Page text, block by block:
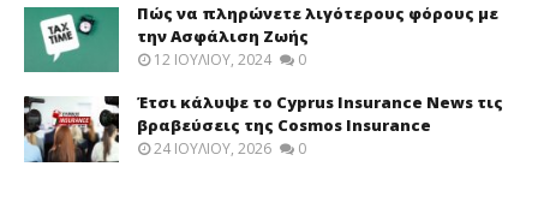
Πώς να πληρώνετε λιγότερους φόρους με
την Ασφάλιση Ζωής
12 ΙΟΥΛΊΟΥ, 2024 0
Έτσι κάλυψε το Cyprus Insurance News τις
βραβεύσεις της Cosmos Insurance
24 ΙΟΥΛΊΟΥ, 2026 0